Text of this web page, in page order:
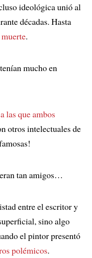
ideológica unió al
décadas. Hasta
.
mucho en
a las que ambos
otros intelectuales de
tan amigos…
entre el escritor y
sino algo
el pintor presentó
polémicos.